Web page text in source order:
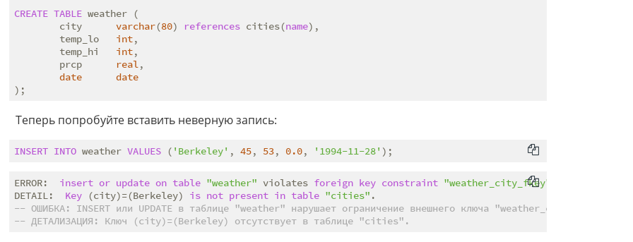
CREATE TABLE weather (
        city
varchar(80) references cities(name),
        temp_lo
int,
        temp_hi
int,
        prcp
real,
date
date
Теперь попробуйте вставить неверную запись:
INSERT INTO weather VALUES ( 'Berkeley' , 45, 53, 0.0, '1994-11-28'
ERROR: insert or update on table "weather" violates foreign key constraint "weather_city_fkey"
DETAIL: Key (city)=(Berkeley) is not present in table "cities"
-- ОШИБКА: INSERT или UPDATE в таблице "weather" нарушает ограничение внешнего ключа "weather_city_fkey"
-- ДЕТАЛИЗАЦИЯ: Ключ (city)=(Berkeley) отсутствует в таблице "cities".